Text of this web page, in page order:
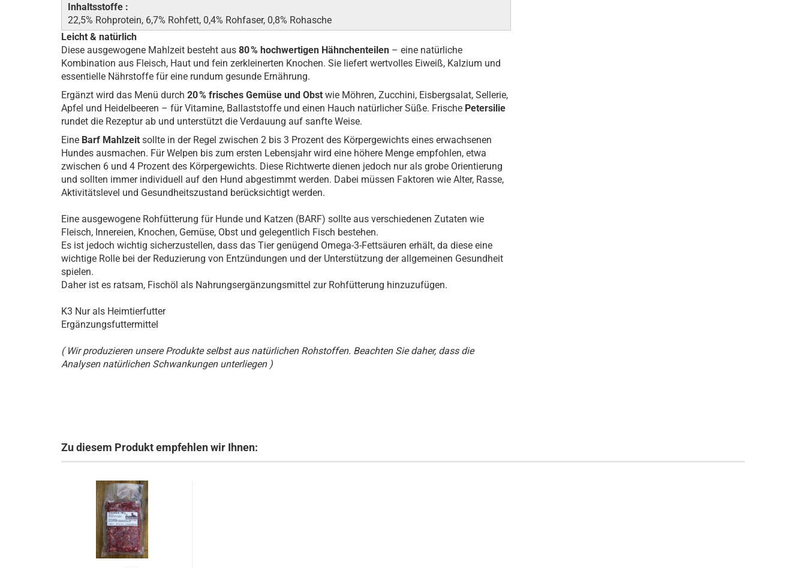
Inhaltsstoffe :
22,5% Rohprotein, 6,7% Rohfett, 0,4% Rohfaser, 0,8% Rohasche
Leicht & natürlich
Diese ausgewogene Mahlzeit besteht aus 80 % hochwertigen Hähnchenteilen – eine natürliche
Kombination aus Fleisch, Haut und fein zerkleinerten Knochen. Sie liefert wertvolles Eiweiß, Kalzium und
essentielle Nährstoffe für eine rundum gesunde Ernährung.
Ergänzt wird das Menü durch 20 % frisches Gemüse und Obst wie Möhren, Zucchini, Eisbergsalat, Sellerie,
Apfel und Heidelbeeren – für Vitamine, Ballaststoffe und einen Hauch natürlicher Süße. Frische Petersilie
rundet die Rezeptur ab und unterstützt die Verdauung auf sanfte Weise.
Eine Barf Mahlzeit sollte in der Regel zwischen 2 bis 3 Prozent des Körpergewichts eines erwachsenen
Hundes ausmachen. Für Welpen bis zum ersten Lebensjahr wird eine höhere Menge empfohlen, etwa
zwischen 6 und 4 Prozent des Körpergewichts. Diese Richtwerte dienen jedoch nur als grobe Orientierung
und sollten immer individuell auf den Hund abgestimmt werden. Dabei müssen Faktoren wie Alter, Rasse,
Aktivitätslevel und Gesundheitszustand berücksichtigt werden.
Eine ausgewogene Rohfütterung für Hunde und Katzen (BARF) sollte aus verschiedenen Zutaten wie
Fleisch, Innereien, Knochen, Gemüse, Obst und gelegentlich Fisch bestehen.
Es ist jedoch wichtig sicherzustellen, dass das Tier genügend Omega-3-Fettsäuren erhält, da diese eine
wichtige Rolle bei der Reduzierung von Entzündungen und der Unterstützung der allgemeinen Gesundheit
spielen.
Daher ist es ratsam, Fischöl als Nahrungsergänzungsmittel zur Rohfütterung hinzuzufügen.
K3 Nur als Heimtierfutter
Ergänzungsfuttermittel
( Wir produzieren unsere Produkte selbst aus natürlichen Rohstoffen. Beachten Sie daher, dass die
Analysen natürlichen Schwankungen unterliegen )
Zu diesem Produkt empfehlen wir Ihnen: